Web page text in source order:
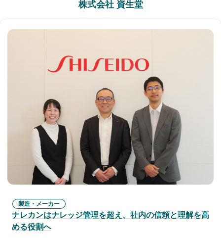
株式会社 資生堂
製造・メーカー
ナレカンはナレッジ管理を超え、社内の信頼と理解を高
める役割へ